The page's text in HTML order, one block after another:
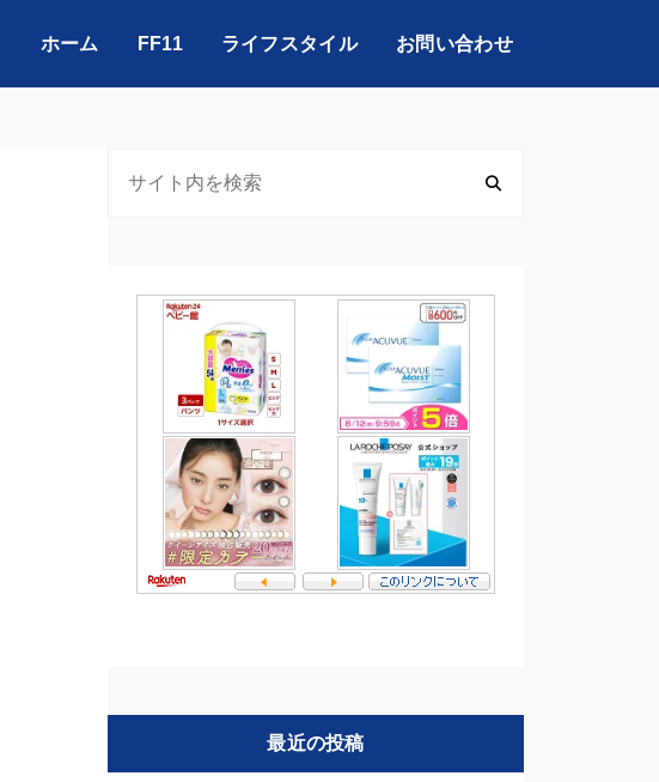
ホーム FF11 ライフスタイル お問い合わせ
最近の投稿